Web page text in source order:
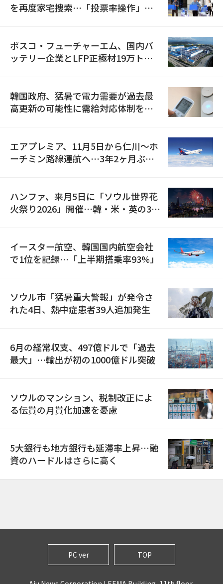
を再度家宅捜索…「投票率操作」の
ポスコ・フューチャーエム、国内バ
ッテリー企業とLFP正極材19万トン
韓国政府、猛暑で電力需要が過去最
高更新の可能性に需給対応体制を点
エアプレミア、11月5日から仁川〜ホ
ーチミン路線運航へ…3年2ヶ月ぶり
ハンファ、来月5日に「ソウル世界花
火祭り2026」開催…韓・米・英の3カ
イースター航空、韓国国内航空会社
で1位を記録…「上半期搭乗率93%」
ソウル市「猛暑重大警報」が発令さ
れた4日、熱中症患者39人追加発生
6月の経常収支、497億ドルで「過去
最大」…輸出が初の1000億ドル突破
ソウルのマンション、税制改正によ
る伝貰の月貰化加速を憂慮
5大銀行も地方銀行も延滞率上昇…融
資のハードルはさらに高く
PC ver TOP